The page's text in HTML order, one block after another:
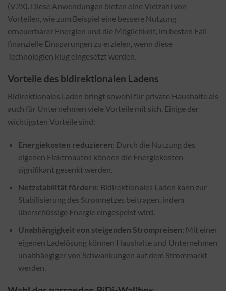
(V2X). Diese Anwendungen bieten eine Vielzahl von
Vorteilen, wie zum Beispiel eine bessere Nutzung
erneuerbarer Energien und die Möglichkeit, im besten Fall
finanzielle Einsparungen zu erzielen, wenn diese
Technologien klug eingesetzt werden.
Vorteile des bidirektionalen Ladens
Bidirektionales Laden bringt sowohl für private Haushalte als
auch für Unternehmen viele Vorteile mit sich. Einige der
wichtigsten Vorteile sind:
Energiekosten reduzieren: Durch die Nutzung des
eigenen Elektroautos können die Energiekosten
signifikant gesenkt werden.
Netzstabilität fördern: Bidirektionales Laden kann zur
Stabilisierung des Stromnetzes beitragen, indem
überschüssige Energie eingespeist wird.
Unabhängigkeit von steigenden Strompreisen: Mit einer
eigenen Ladelösung können Haushalte und Unternehmen
unabhängiger von Schwankungen auf dem Strommarkt
werden.